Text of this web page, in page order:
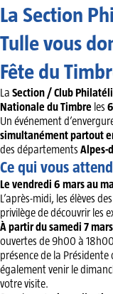
La Section
Tulle vous
Fête du
La Section / Club
Nationale du Timbre les
Un événement
simultanément partout
des départements Alpes-
Ce qui vous attend
Le vendredi 6 mars au
L’après-midi, les élèves
privilège de découvrir les
À partir du samedi 7
ouvertes de 9h00 à
présence de la Présidente
également venir le
votre visite.